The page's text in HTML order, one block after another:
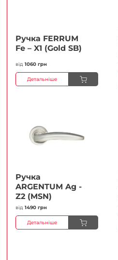
Ручка FERRUМ
Fe – X1 (Gold SB)
від 1060 грн
Детальніше
Ручка
ARGENTUM Ag -
Z2 (MSN)
від 1490 грн
Детальніше